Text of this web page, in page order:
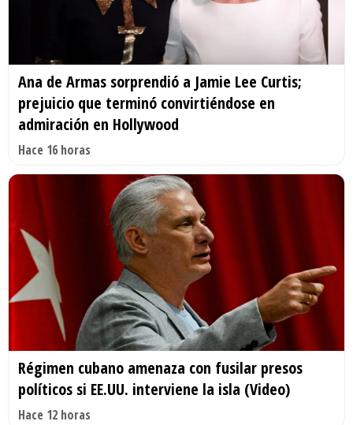
Ana de Armas sorprendió a Jamie Lee Curtis;
prejuicio que terminó convirtiéndose en
admiración en Hollywood
Hace 16 horas
Régimen cubano amenaza con fusilar presos
políticos si EE.UU. interviene la isla (Video)
Hace 12 horas